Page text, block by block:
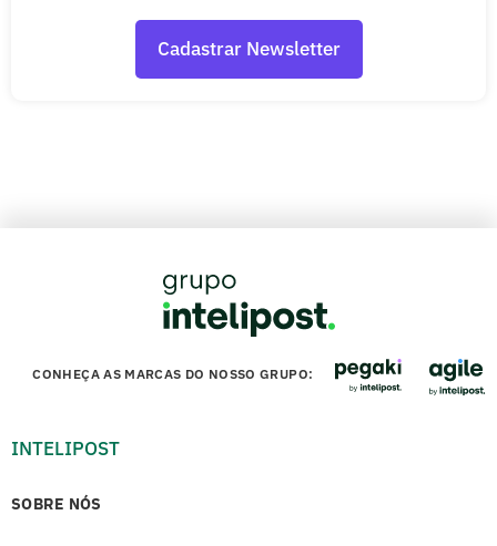
CONHEÇA AS MARCAS DO NOSSO GRUPO:
INTELIPOST
SOBRE NÓS